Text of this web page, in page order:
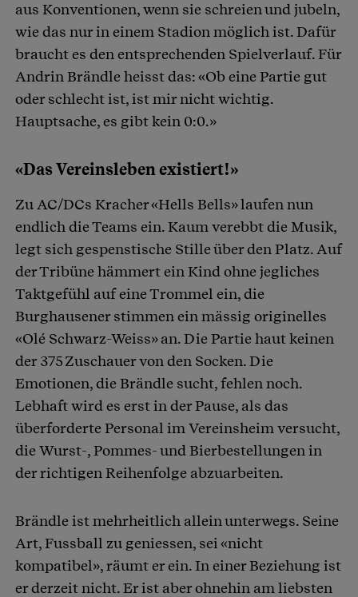
aus Konventionen, wenn sie schreien und jubeln,
wie das nur in einem Stadion möglich ist. Dafür
braucht es den entsprechenden Spielverlauf. Für
Andrin Brändle heisst das: «Ob eine Partie gut
oder schlecht ist, ist mir nicht wichtig.
Hauptsache, es gibt kein 0:0.»
«Das Vereinsleben existiert!»
Zu AC/DCs Kracher «Hells Bells» laufen nun
endlich die Teams ein. Kaum verebbt die Musik,
legt sich gespenstische Stille über den Platz. Auf
der Tribüne hämmert ein Kind ohne jegliches
Taktgefühl auf eine Trommel ein, die
Burghausener stimmen ein mässig originelles
«Olé Schwarz-Weiss» an. Die Partie haut keinen
der 375 Zuschauer von den Socken. Die
Emotionen, die Brändle sucht, fehlen noch.
Lebhaft wird es erst in der Pause, als das
überforderte Personal im Vereinsheim versucht,
die Wurst-, Pommes- und Bierbestellungen in
der richtigen Reihenfolge abzuarbeiten.
Brändle ist mehrheitlich allein unterwegs. Seine
Art, Fussball zu geniessen, sei «nicht
kompatibel», räumt er ein. In einer Beziehung ist
er derzeit nicht. Er ist aber ohnehin am liebsten